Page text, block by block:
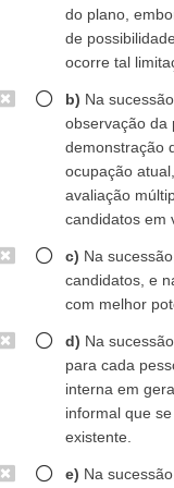
do plano,
de
ocorre tal
b) Na
observação da
demonstração
ocupação
avaliação
candidatos em
c) Na
candidatos, e
com melhor
d) Na
para cada
interna em
informal que
existente.
e) Na